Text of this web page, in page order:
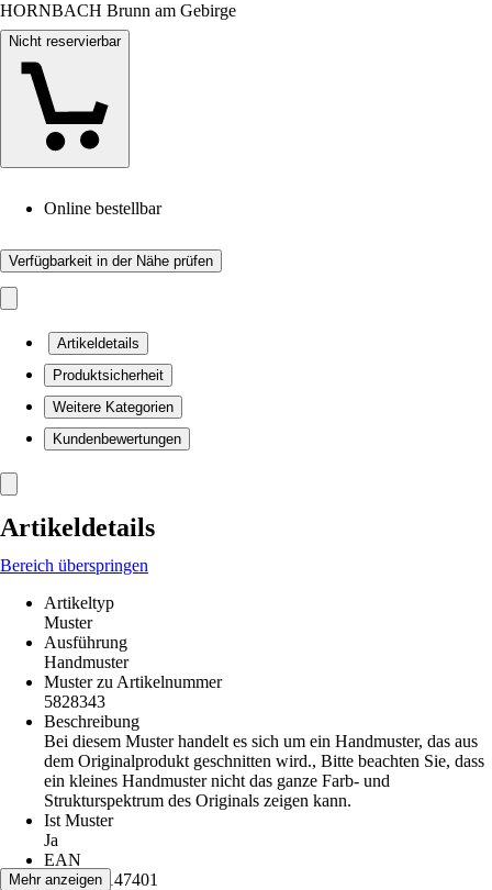
HORNBACH Brunn am Gebirge
Nicht reservierbar
Online bestellbar
Verfügbarkeit in der Nähe prüfen
Artikeldetails
Produktsicherheit
Weitere Kategorien
Kundenbewertungen
Artikeldetails
Bereich überspringen
Artikeltyp
Muster
Ausführung
Handmuster
Muster zu Artikelnummer
5828343
Beschreibung
Bei diesem Muster handelt es sich um ein Handmuster, das aus
dem Originalprodukt geschnitten wird., Bitte beachten Sie, dass
ein kleines Handmuster nicht das ganze Farb- und
Strukturspektrum des Originals zeigen kann.
Ist Muster
Ja
EAN
4012853147401
Mehr anzeigen